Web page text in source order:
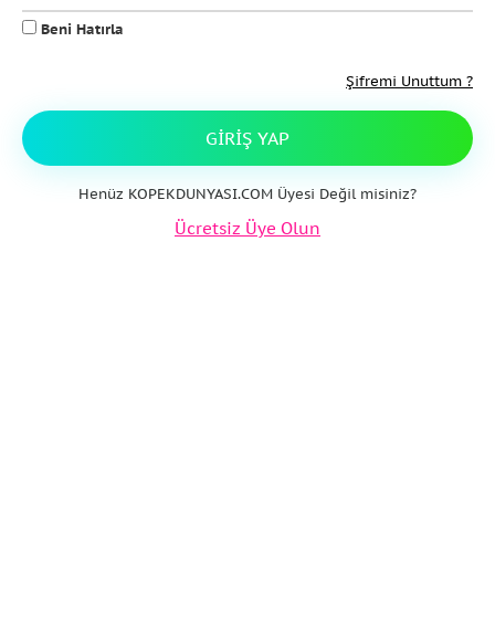
Beni Hatırla
Şifremi Unuttum ?
GIRIŞ YAP
Henüz KOPEKDUNYASI.COM Üyesi Değil misiniz?
Ücretsiz Üye Olun